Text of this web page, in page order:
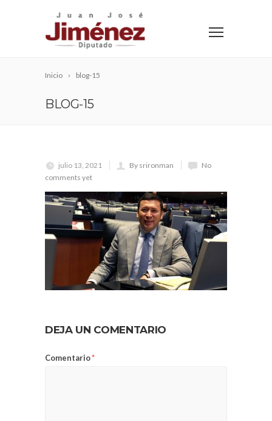
Inicio blog-15
BLOG-15
julio 13, 2021 By srironman
No
comments yet
DEJA UN COMENTARIO
Comentario*